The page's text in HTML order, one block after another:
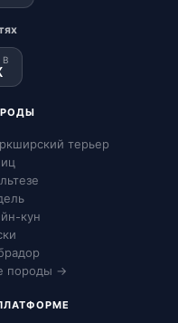
В
терьер
кун
породы →